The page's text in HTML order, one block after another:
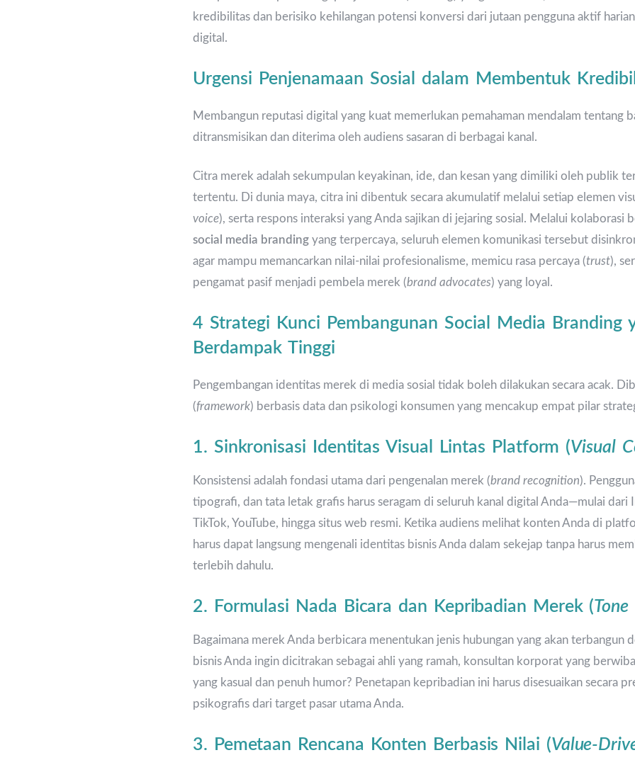
kredibilitas dan berisiko kehilangan potensi konversi dari jutaan pengguna aktif
digital.
Urgensi Penjenamaan Sosial dalam Membentuk
Membangun reputasi digital yang kuat memerlukan pemahaman mendalam tentang
ditransmisikan dan diterima oleh audiens sasaran di berbagai kanal.
Citra merek adalah sekumpulan keyakinan, ide, dan kesan yang dimiliki oleh publik
tertentu. Di dunia maya, citra ini dibentuk secara akumulatif melalui setiap elemen
voice), serta respons interaksi yang Anda sajikan di jejaring sosial. Melalui kolaborasi
social media branding yang terpercaya, seluruh elemen komunikasi tersebut
agar mampu memancarkan nilai-nilai profesionalisme, memicu rasa percaya (trust),
pengamat pasif menjadi pembela merek (brand advocates) yang loyal.
4 Strategi Kunci Pembangunan Social Media Branding
Berdampak Tinggi
Pengembangan identitas merek di media sosial tidak boleh dilakukan secara acak.
(framework) berbasis data dan psikologi konsumen yang mencakup empat pilar
1. Sinkronisasi Identitas Visual Lintas Platform (Visual
Konsistensi adalah fondasi utama dari pengenalan merek (brand recognition).
tipografi, dan tata letak grafis harus seragam di seluruh kanal digital Anda—mulai dari
TikTok, YouTube, hingga situs web resmi. Ketika audiens melihat konten Anda di
harus dapat langsung mengenali identitas bisnis Anda dalam sekejap tanpa harus
terlebih dahulu.
2. Formulasi Nada Bicara dan Kepribadian Merek (
Bagaimana merek Anda berbicara menentukan jenis hubungan yang akan terbangun
bisnis Anda ingin dicitrakan sebagai ahli yang ramah, konsultan korporat yang
yang kasual dan penuh humor? Penetapan kepribadian ini harus disesuaikan secara
psikografis dari target pasar utama Anda.
3. Pemetaan Rencana Konten Berbasis Nilai (Value-